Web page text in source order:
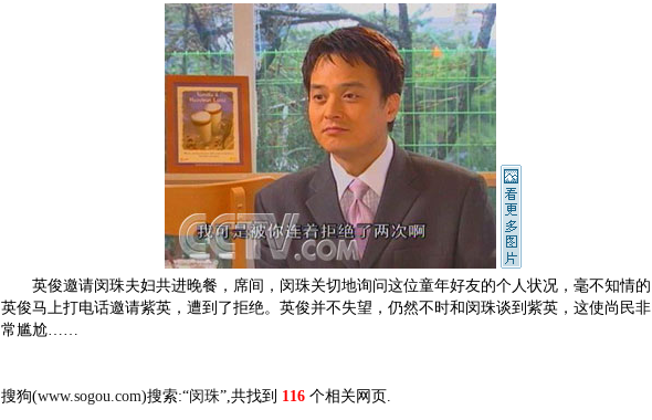
英俊邀请闵珠夫妇共进晚餐，席间，闵珠关切地询问这位童年好友的个人状况，毫不知情的
英俊马上打电话邀请紫英，遭到了拒绝。英俊并不失望，仍然不时和闵珠谈到紫英，这使尚民非
常尴尬……
搜狗(www.sogou.com)搜索:“闵珠”,共找到 116 个相关网页.